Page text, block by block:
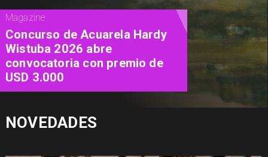
Cine
"Diamanti": una carta de amor al
cine contada a través de las
mujeres
NOVEDADES